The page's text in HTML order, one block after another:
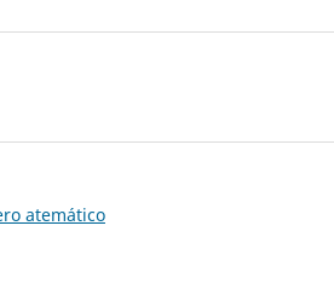
atemático